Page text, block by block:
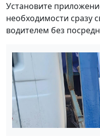
Установите
необходимости сразу
водителем без